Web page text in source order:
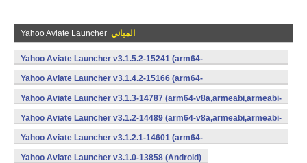
Yahoo Aviate Launcher المباني
Yahoo Aviate Launcher v3.1.5.2-15241 (arm64-
v8a,armeabi,armeabi-v7a,x86,x86_64) (Android)
Yahoo Aviate Launcher v3.1.4.2-15166 (arm64-
v8a,armeabi,armeabi-v7a,x86,x86_64) (Android)
Yahoo Aviate Launcher v3.1.3-14787 (arm64-v8a,armeabi,armeabi-
v7a,x86) (Android)
Yahoo Aviate Launcher v3.1.2-14489 (arm64-v8a,armeabi,armeabi-
v7a,x86) (Android)
Yahoo Aviate Launcher v3.1.2.1-14601 (arm64-
v8a,armeabi,armeabi-v7a,x86) (Android)
Yahoo Aviate Launcher v3.1.0-13858 (Android)